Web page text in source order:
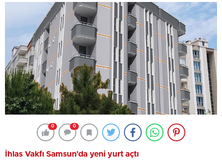
0 0
İhlas Vakfı Samsun’da yeni yurt açtı